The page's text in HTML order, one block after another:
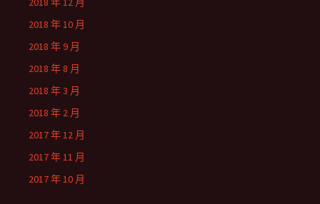
2018 年 10 月
2018 年 9 月
2018 年 8 月
2018 年 3 月
2018 年 2 月
2017 年 12 月
2017 年 11 月
2017 年 10 月